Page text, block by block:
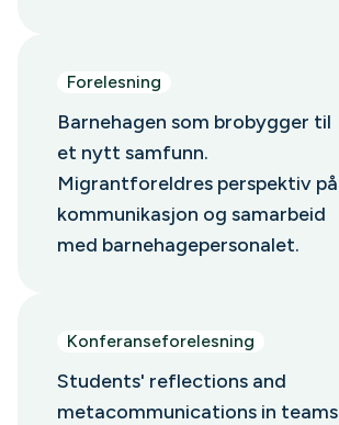
Forelesning
Barnehagen som brobygger til
et nytt samfunn.
Migrantforeldres perspektiv på
kommunikasjon og samarbeid
med barnehagepersonalet.
Konferanseforelesning
Students' reflections and
metacommunications in teams